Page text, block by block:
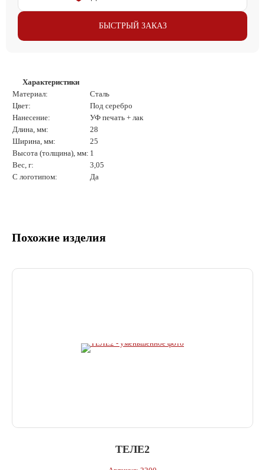
БЫСТРЫЙ ЗАКАЗ
Характеристики
Материал:
Сталь
Цвет:
Под серебро
Нанесение:
УФ печать + лак
Длина, мм:
28
Ширина, мм:
25
Высота (толщина), мм: 1
Вес, г:
3,05
С логотипом:
Да
Похожие изделия
ТЕЛЕ2